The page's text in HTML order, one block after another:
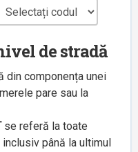
de stradă
din componența unei
pare sau la
se referă la toate
până la ultimul